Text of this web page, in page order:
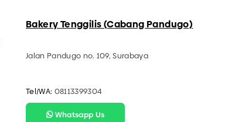
Bakery Tenggilis (Cabang Pandugo)
Jalan Pandugo no. 109, Surabaya
Tel/WA: 08113399304
Whatsapp Us